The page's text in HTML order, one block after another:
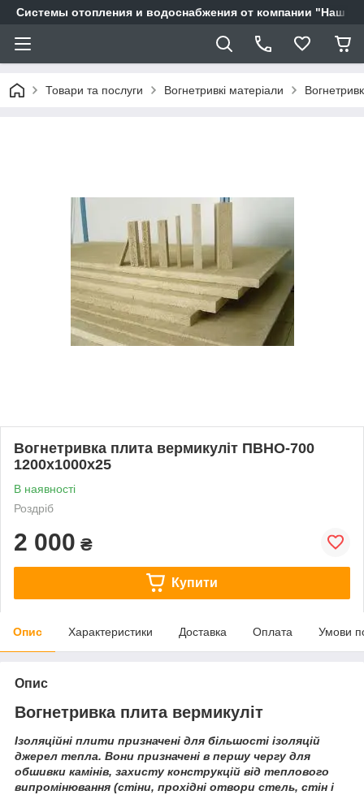
Системы отопления и водоснабжения от компании "Наш
Товари та послуги Вогнетривкі матеріали
Вогнетривка плита вермикуліт ПВНО-700
1200х1000х25
В наявності
Роздріб
2 000 ₴
Купити
Опис Характеристики Доставка Оплата Умови
Опис
Вогнетривка плита вермикуліт
Ізоляційні плити призначені для більшості ізоляцій
джерел тепла. Вони призначені в першу чергу для
обшивки камінів, захисту конструкцій від теплового
випромінювання (стіни, прохідні отвори стель, стін і